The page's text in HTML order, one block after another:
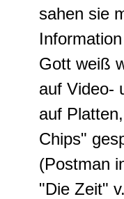
sahen sie
Gott weiß
auf Video-
auf
Chips"
(Postman
"Die Zeit"